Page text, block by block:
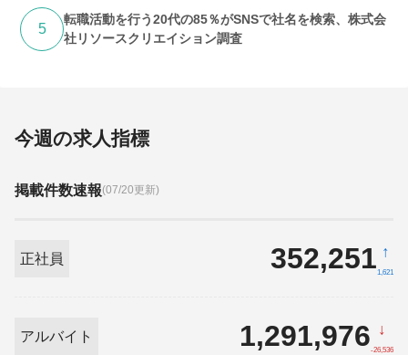
5
転職活動を行う20代の85％がSNSで社名を検索、株式会
社リソースクリエイション調査
今週の求人指標
掲載件数速報(07/20更新)
正社員 352,251 ↑
1,621
アルバイト 1,291,976 ↓
-26,536